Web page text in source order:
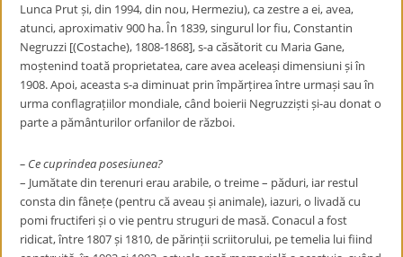
Lunca Prut și, din 1994, din nou, Hermeziu), ca zestre a ei, avea,
atunci, aproximativ 900 ha. În 1839, singurul lor fiu, Constantin
Negruzzi [(Costache), 1808-1868], s-a căsătorit cu Maria Gane,
moștenind toată proprietatea, care avea aceleași dimensiuni și în
1908. Apoi, aceasta s-a diminuat prin împărțirea între urmași sau în
urma conflagrațiilor mondiale, când boierii Negruzziști și-au donat o
parte a pământurilor orfanilor de război.
– Ce cuprindea posesiunea?
– Jumătate din terenuri erau arabile, o treime – păduri, iar restul
consta din fânețe (pentru că aveau și animale), iazuri, o livadă cu
pomi fructiferi și o vie pentru struguri de masă. Conacul a fost
ridicat, între 1807 și 1810, de părinții scriitorului, pe temelia lui fiind